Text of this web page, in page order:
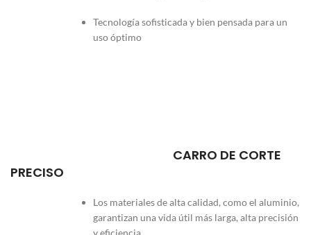
Tecnología sofisticada y bien pensada para un
uso óptimo
CARRO DE CORTE
PRECISO
Los materiales de alta calidad, como el aluminio,
garantizan una vida útil más larga, alta precisión
y eficiencia.